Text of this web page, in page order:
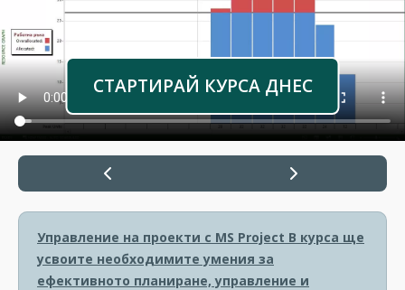
СТАРТИРАЙ КУРСА ДНЕС
Управление на проекти с MS Project В курса ще
усвоите необходимите умения за
ефективното планиране, управление и